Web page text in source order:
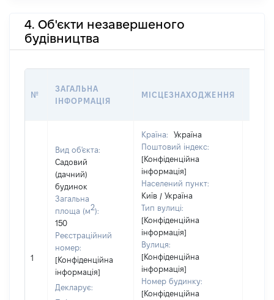
4. Об'єкти незавершеного
будівництва
№
ЗАГАЛЬНА
ІНФОРМАЦІЯ
МІСЦЕЗНАХОДЖЕННЯ
1
Вид об'єкта:
Садовий
(дачний)
будинок
Загальна
площа (м2):
150
Реєстраційний
номер:
[Конфіденційна
інформація]
Декларує:
Країна:
Україна
Поштовий індекс:
[Конфіденційна
інформація]
Населений пункт:
Київ / Україна
Тип вулиці:
[Конфіденційна
інформація]
Вулиця:
[Конфіденційна
інформація]
Номер будинку:
[Конфіденційна